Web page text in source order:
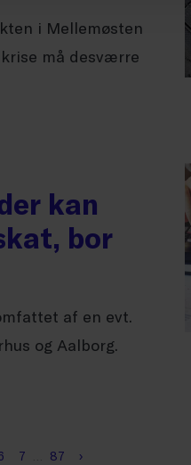
i Mellemøsten
må desværre
kan
bor
af en evt.
og Aalborg.
7 87 ›